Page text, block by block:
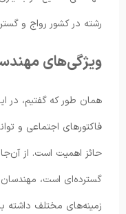
رشته در کشور رواج و
ویژگی‌های
همان طور که گفتیم، در
فاکتورهای اجتماعی و
حائز اهمیت است. از
گسترده‌ای است،
زمینه‌های مختلف داشته